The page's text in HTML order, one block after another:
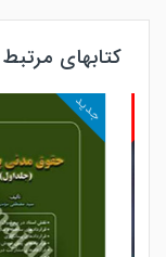
کتابهای مرتبط
جدید